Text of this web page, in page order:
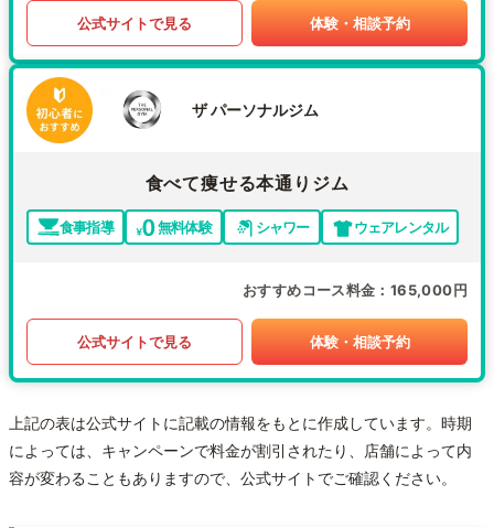
公式サイトで見る 体験・相談予約
ザ パーソナルジム
食べて痩せる本通りジム
食事指導 無料体験 シャワー ウェアレンタル
おすすめコース料金 165,000円
公式サイトで見る 体験・相談予約
上記の表は公式サイトに記載の情報をもとに作成しています。時期
によっては、キャンペーンで料金が割引されたり、店舗によって内
容が変わることもありますので、公式サイトでご確認ください。